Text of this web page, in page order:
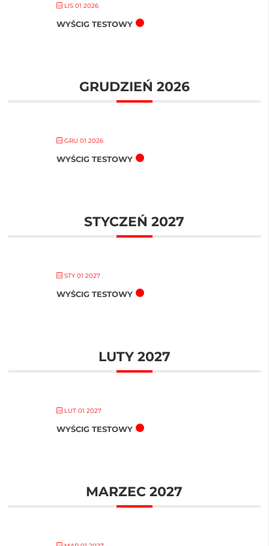
LIS 01 2026
WYŚCIG TESTOWY
GRUDZIEŃ 2026
GRU 01 2026
WYŚCIG TESTOWY
STYCZEŃ 2027
STY 01 2027
WYŚCIG TESTOWY
LUTY 2027
LUT 01 2027
WYŚCIG TESTOWY
MARZEC 2027